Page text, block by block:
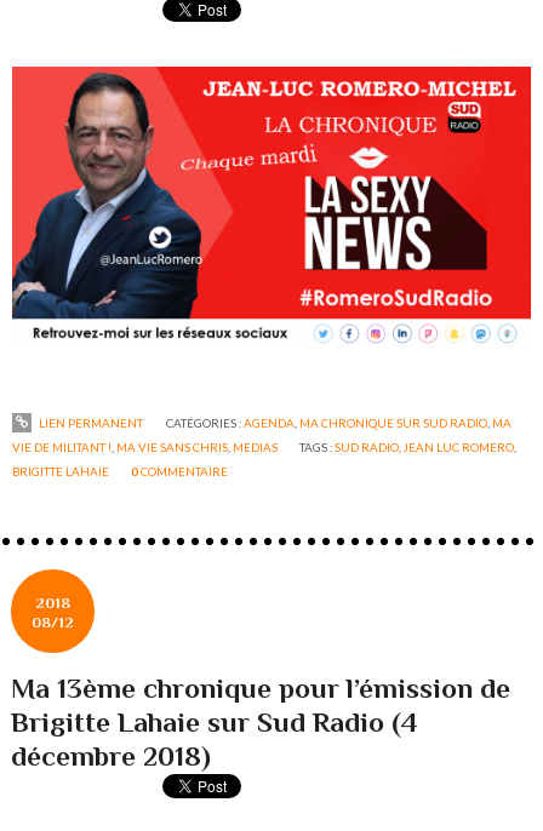
LIEN PERMANENT CATÉGORIES :AGENDA MA CHRONIQUE SUR SUD RADIO, MA
VIE DE MILITANT ! MA VIE SANS CHRIS MEDIAS TAGS :SUD RADIO JEAN LUC ROMERO
BRIGITTE LAHAIE
0COMMENTAIRE
2018
08/12
Ma 13ème chronique pour l’émission de
Brigitte Lahaie sur Sud Radio (4
décembre 2018)